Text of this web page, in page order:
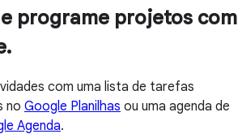
programe projetos com
com uma lista de tarefas
no Google Planilhas ou uma agenda de
Agenda.